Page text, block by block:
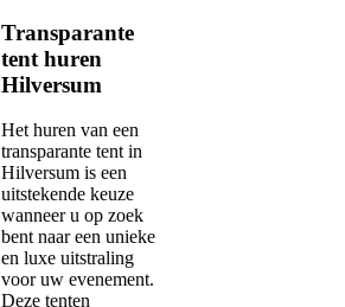
Transparante
tent huren
Hilversum
Het huren van een
transparante tent in
Hilversum is een
uitstekende keuze
wanneer u op zoek
bent naar een unieke
en luxe uitstraling
voor uw evenement.
Deze tenten